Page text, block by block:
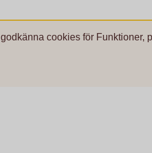
cookies för Funktioner,